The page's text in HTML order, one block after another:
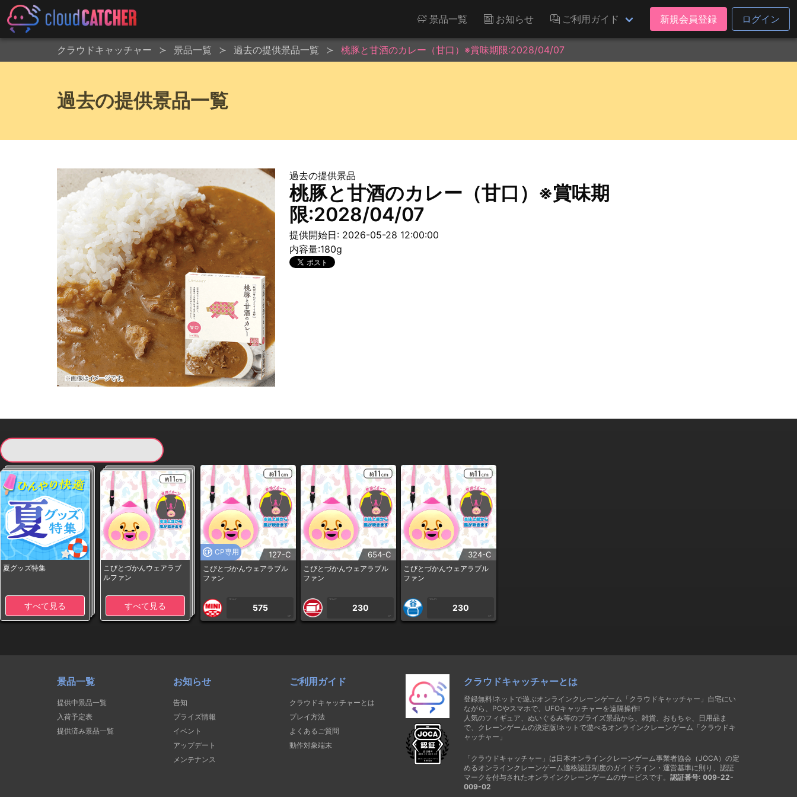
景品一覧 お知らせ ご利用ガイド 新規会員登録 ログイン
クラウドキャッチャー 景品一覧 過去の提供景品一覧 桃豚と甘酒のカレー（甘口）※賞味期限:2028/04/07
過去の提供景品一覧
過去の提供景品
桃豚と甘酒のカレー（甘口）※賞味期
限:2028/04/07
提供開始日: 2026-05-28 12:00:00
内容量:180g
夏グッズ特集
すべて見る
こびとづかんウェアラブ
ルファン
すべて見る
CP専用 127-C
こびとづかんウェアラブル
ファン
1PLAY
575
CP
654-C
こびとづかんウェアラブル
ファン
1PLAY
230
CP
324-C
こびとづかんウェアラブル
ファン
1PLAY
230
CP
景品一覧
提供中景品一覧
入荷予定表
提供済み景品一覧
お知らせ
告知
プライズ情報
イベント
アップデート
メンテナンス
ご利用ガイド
クラウドキャッチャーとは
プレイ方法
よくあるご質問
動作対象端末
クラウドキャッチャーとは
登録無料!ネットで遊ぶオンラインクレーンゲーム「クラウドキャッチャー」自宅にい
ながら、PCやスマホで、UFOキャッチャーを遠隔操作!
人気のフィギュア、ぬいぐるみ等のプライズ景品から、雑貨、おもちゃ、日用品ま
で、クレーンゲームの決定版!ネットで遊べるオンラインクレーンゲーム「クラウドキ
ャッチャー」
「クラウドキャッチャー」は日本オンラインクレーンゲーム事業者協会（JOCA）の定
めるオンラインクレーンゲーム適格認証制度のガイドライン・運営基準に則り、認証
マークを付与されたオンラインクレーンゲームのサービスです。 認証番号: 009-22-
009-02